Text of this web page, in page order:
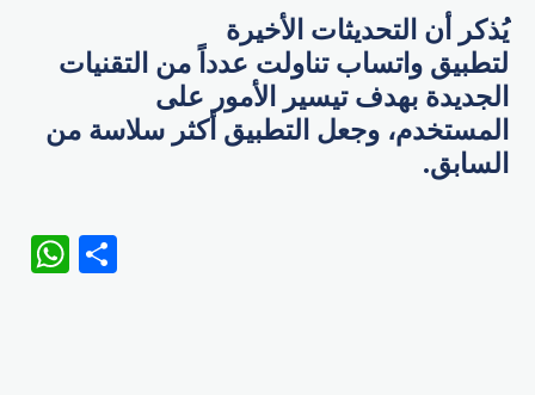
يُذكر أن التحديثات الأخيرة
لتطبيق واتساب تناولت عدداً من التقنيات
الجديدة بهدف تيسير الأمور على
المستخدم، وجعل التطبيق أكثر سلاسة من
السابق.
WhatsApp